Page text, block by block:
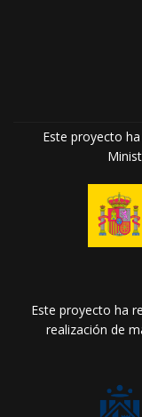
Este proyecto
Este proyecto ha
realización de